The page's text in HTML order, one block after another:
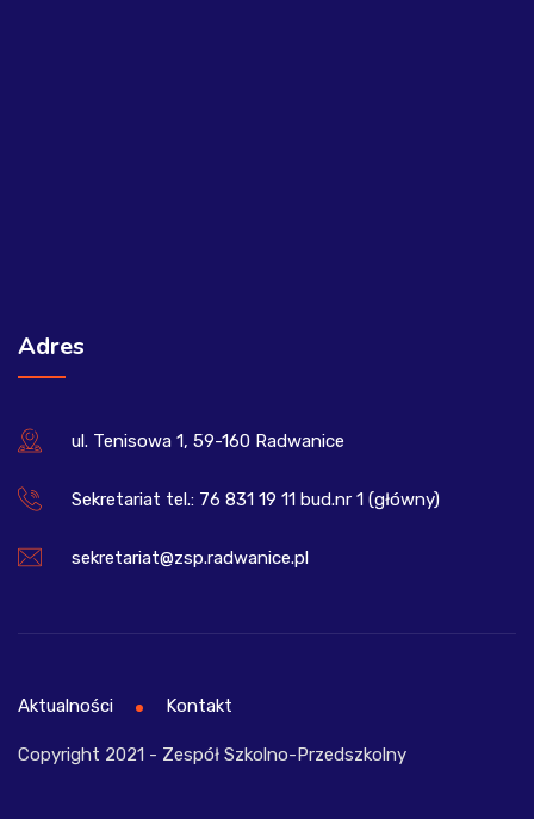
Adres
ul. Tenisowa 1, 59-160 Radwanice
Sekretariat tel.: 76 831 19 11 bud.nr 1 (główny)
sekretariat@zsp.radwanice.pl
Copyright 2021 - Zespół Szkolno-Przedszkolny
Aktualności Kontakt